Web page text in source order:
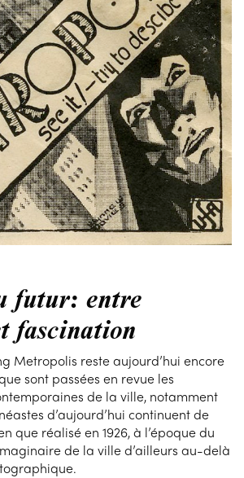
futur: entre
fascination
Metropolis reste aujourd’hui encore
sont passées en revue les
de la ville, notamment
d’aujourd’hui continuent de
que réalisé en 1926, à l’époque du
de la ville d’ailleurs au-delà